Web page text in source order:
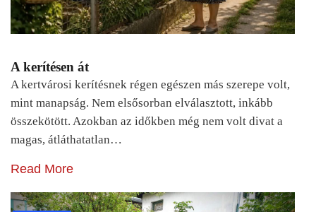
A kerítésen át
A kertvárosi kerítésnek régen egészen más szerepe volt,
mint manapság. Nem elsősorban elválasztott, inkább
összekötött. Azokban az időkben még nem volt divat a
magas, átláthatatlan…
Read More